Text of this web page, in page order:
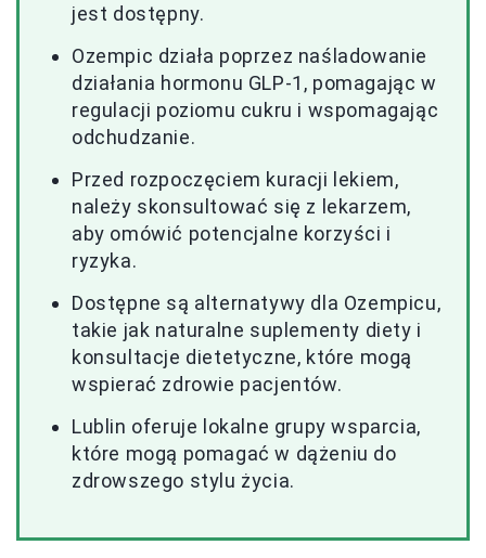
jest dostępny.
Ozempic działa poprzez naśladowanie
działania hormonu GLP-1, pomagając w
regulacji poziomu cukru i wspomagając
odchudzanie.
Przed rozpoczęciem kuracji lekiem,
należy skonsultować się z lekarzem,
aby omówić potencjalne korzyści i
ryzyka.
Dostępne są alternatywy dla Ozempicu,
takie jak naturalne suplementy diety i
konsultacje dietetyczne, które mogą
wspierać zdrowie pacjentów.
Lublin oferuje lokalne grupy wsparcia,
które mogą pomagać w dążeniu do
zdrowszego stylu życia.